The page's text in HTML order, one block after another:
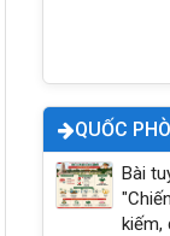
QUỐC
Bài
kiếm,